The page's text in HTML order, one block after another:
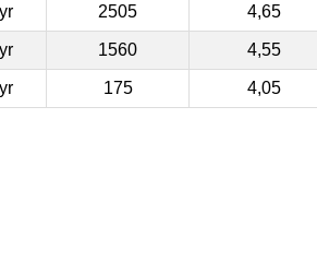
2505 4,65
1560 4,55
175 4,05